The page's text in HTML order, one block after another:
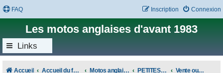
FAQ Connexion
Inscription
Les motos anglaises d'avant 1983
Links
Accueil Accueil du forum Motos anglaises classiques PETITES ANNONCES Vente ou échange